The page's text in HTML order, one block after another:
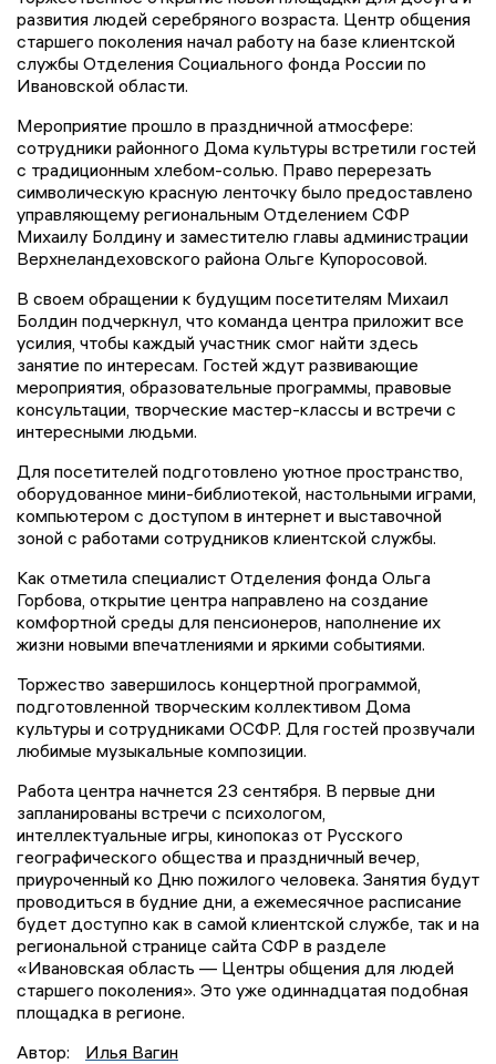
развития людей серебряного возраста. Центр общения
старшего поколения начал работу на базе клиентской
службы Отделения Социального фонда России по
Ивановской области.
Мероприятие прошло в праздничной атмосфере:
сотрудники районного Дома культуры встретили гостей
с традиционным хлебом-солью. Право перерезать
символическую красную ленточку было предоставлено
управляющему региональным Отделением СФР
Михаилу Болдину и заместителю главы администрации
Верхнеландеховского района Ольге Купоросовой.
В своем обращении к будущим посетителям Михаил
Болдин подчеркнул, что команда центра приложит все
усилия, чтобы каждый участник смог найти здесь
занятие по интересам. Гостей ждут развивающие
мероприятия, образовательные программы, правовые
консультации, творческие мастер-классы и встречи с
интересными людьми.
Для посетителей подготовлено уютное пространство,
оборудованное мини-библиотекой, настольными играми,
компьютером с доступом в интернет и выставочной
зоной с работами сотрудников клиентской службы.
Как отметила специалист Отделения фонда Ольга
Горбова, открытие центра направлено на создание
комфортной среды для пенсионеров, наполнение их
жизни новыми впечатлениями и яркими событиями.
Торжество завершилось концертной программой,
подготовленной творческим коллективом Дома
культуры и сотрудниками ОСФР. Для гостей прозвучали
любимые музыкальные композиции.
Работа центра начнется 23 сентября. В первые дни
запланированы встречи с психологом,
интеллектуальные игры, кинопоказ от Русского
географического общества и праздничный вечер,
приуроченный ко Дню пожилого человека. Занятия будут
проводиться в будние дни, а ежемесячное расписание
будет доступно как в самой клиентской службе, так и на
региональной странице сайта СФР в разделе
«Ивановская область — Центры общения для людей
старшего поколения». Это уже одиннадцатая подобная
площадка в регионе.
Автор:
Илья Вагин